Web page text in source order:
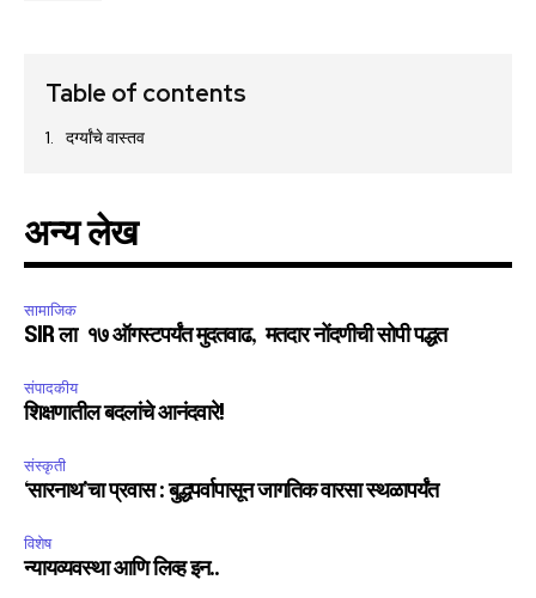
Table of contents
दर्ग्यांचे वास्तव
अन्य लेख
सामाजिक
SIR ला १७ ऑगस्टपर्यंत मुदतवाढ, मतदार नोंदणीची सोपी पद्धत
संपादकीय
शिक्षणातील बदलांचे आनंदवारे!
संस्कृती
‘सारनाथ’चा प्रवास : बुद्धपर्वापासून जागतिक वारसा स्थळापर्यंत
विशेष
न्यायव्यवस्था आणि लिव्ह इन..